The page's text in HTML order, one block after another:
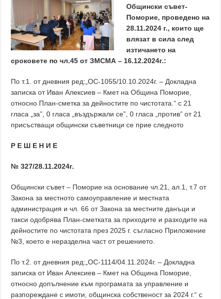
Общински съвет-
Поморие, проведено на
28.11.2024 г., които ще
влязат в сила след
изтичането на
сроковете по чл.45 от ЗМСМА– 16.12.2024г.:
По т.1. от дневния ред:„ОС-1055/10.10.2024г. – Докладна
записка от Иван Алексиев – Кмет на Община Поморие,
относно План-сметка за дейностите по чистотата.“ с 21
гласа „за”, 0 гласа „въздържали се”, 0 гласа „против” от 21
присъстващи общински съветници се прие следното
Р Е Ш Е Н И Е
№ 327/28.11.2024г.
Общински съвет – Поморие на основание чл.21, ал.1, т.7 от
Закона за местното самоуправление и местната
администрация и чл. 66 от Закона за местните данъци и
такси одобрява План-сметката за приходите и разходите на
дейностите по чистотата през 2025 г. съгласно Приложение
№3, което е неразделна част от решението.
По т.2. от дневния ред:„ОС-1114/04.11.2024г. – Докладна
записка от Иван Алексиев – Кмет на Община Поморие,
относно допълнение към програмата за управление и
разпореждане с имоти, общинска собственост за 2024 г.“ с